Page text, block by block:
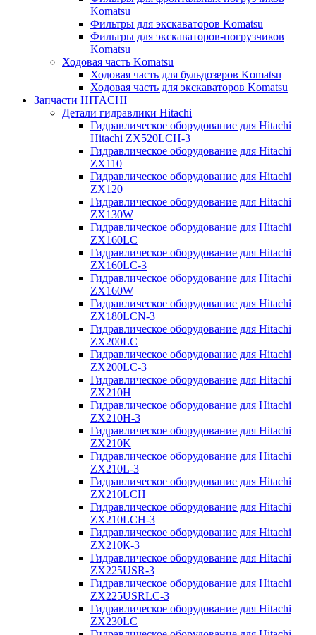
Komatsu
Фильтры для экскаваторов Komatsu
Фильтры для экскаваторов-погрузчиков
Komatsu
Ходовая часть Komatsu
Ходовая часть для бульдозеров Komatsu
Ходовая часть для экскаваторов Komatsu
Запчасти HITACHI
Детали гидравлики Hitachi
Гидравлическое оборудование для Hitachi
Hitachi ZX520LCH-3
Гидравлическое оборудование для Hitachi
ZX110
Гидравлическое оборудование для Hitachi
ZX120
Гидравлическое оборудование для Hitachi
ZX130W
Гидравлическое оборудование для Hitachi
ZX160LC
Гидравлическое оборудование для Hitachi
ZX160LC-3
Гидравлическое оборудование для Hitachi
ZX160W
Гидравлическое оборудование для Hitachi
ZX180LCN-3
Гидравлическое оборудование для Hitachi
ZX200LC
Гидравлическое оборудование для Hitachi
ZX200LC-3
Гидравлическое оборудование для Hitachi
ZX210H
Гидравлическое оборудование для Hitachi
ZX210H-3
Гидравлическое оборудование для Hitachi
ZX210K
Гидравлическое оборудование для Hitachi
ZX210L-3
Гидравлическое оборудование для Hitachi
ZX210LCH
Гидравлическое оборудование для Hitachi
ZX210LCH-3
Гидравлическое оборудование для Hitachi
ZX210К-3
Гидравлическое оборудование для Hitachi
ZX225USR-3
Гидравлическое оборудование для Hitachi
ZX225USRLC-3
Гидравлическое оборудование для Hitachi
ZX230LC